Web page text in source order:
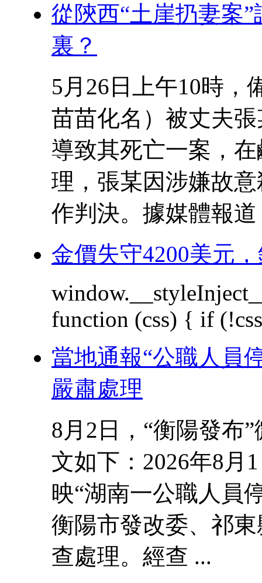
從陝西“土崖扔妻案
裏？
5月26日上午10時，
苗苗化名）被丈夫
導致其死亡一案，
理，張某因涉嫌故
作判決。據媒體報道
金價失守4200美元
function (css) { if
當地通報“公職人員
嚴肅處理
8月2日，“衡陽發布
文如下：2026年8月
映“湖南一公職人員
衡陽市發改委、祁
查處理。經查 ...